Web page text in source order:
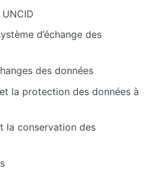
d’échange des
des données
la protection des données à
la conservation des